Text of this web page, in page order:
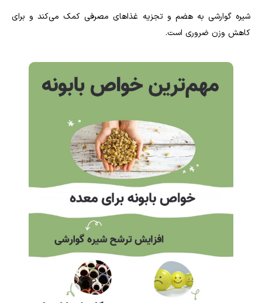
شیره گوارشی به هضم و تجزیه غذاهای مصرفی کمک می‌کند و برای
کاهش وزن ضروری است.